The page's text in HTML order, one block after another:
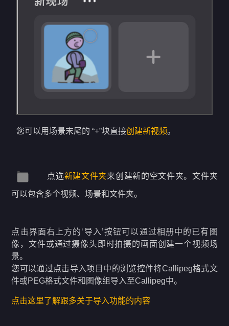
您可以用场景末尾的 “+”块直接创建新视频。
点选新建文件夹来创建新的空文件夹。文件夹
可以包含多个视频、场景和文件夹。
点击界面右上方的‘导入’按钮可以通过相册中的已有图
像，文件或通过摄像头即时拍摄的画面创建一个视频场
景。
您可以通过点击导入项目中的浏览控件将Callipeg格式文
件或PEG格式文件和图像组导入至Callipeg中。
点击这里了解跟多关于导入功能的内容